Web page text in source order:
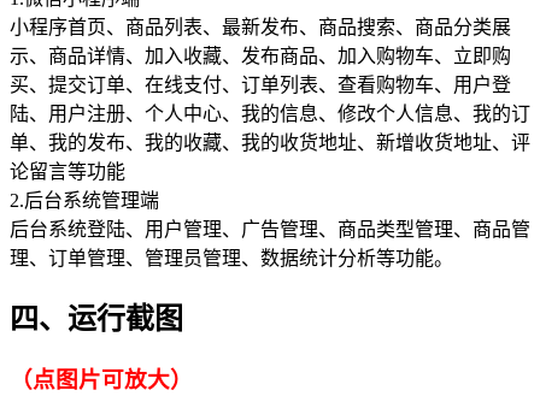
小程序首页、商品列表、最新发布、商品搜索、商品分类展
示、商品详情、加入收藏、发布商品、加入购物车、立即购
买、提交订单、在线支付、订单列表、查看购物车、用户登
陆、用户注册、个人中心、我的信息、修改个人信息、我的订
单、我的发布、我的收藏、我的收货地址、新增收货地址、评
论留言等功能
2.后台系统管理端
后台系统登陆、用户管理、广告管理、商品类型管理、商品管
理、订单管理、管理员管理、数据统计分析等功能。
四、运行截图
（点图片可放大）